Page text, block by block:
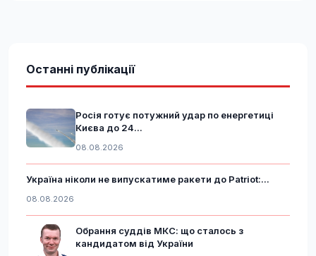
Останні публікації
Росія готує потужний удар по енергетиці
Києва до 24...
08.08.2026
Україна ніколи не випускатиме ракети до Patriot:...
08.08.2026
Обрання суддів МКС: що сталось з
кандидатом від України